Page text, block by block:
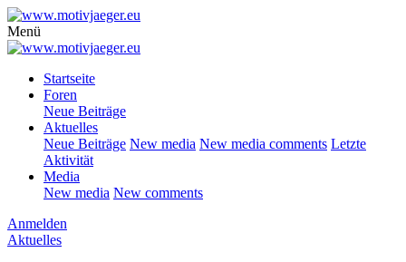
Menü
Startseite
Foren
Neue Beiträge
Aktuelles
Neue Beiträge New media New media comments Letzte
Aktivität
Media
New media New comments
Anmelden
Aktuelles